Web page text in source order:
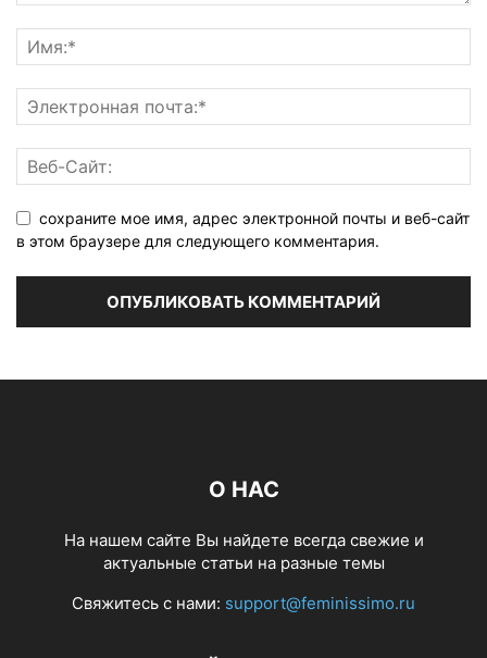
сохраните мое имя, адрес электронной почты и веб-сайт
в этом браузере для следующего комментария.
О НАС
На нашем сайте Вы найдете всегда свежие и
актуальные статьи на разные темы
Свяжитесь с нами: support@feminissimo.ru